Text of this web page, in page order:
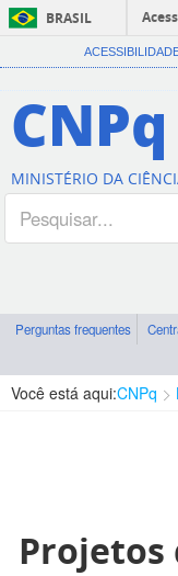
BRASIL
CNPq
MINISTÉRIO DA
Perguntas frequentes
Você está aqui:CNPq
Projetos